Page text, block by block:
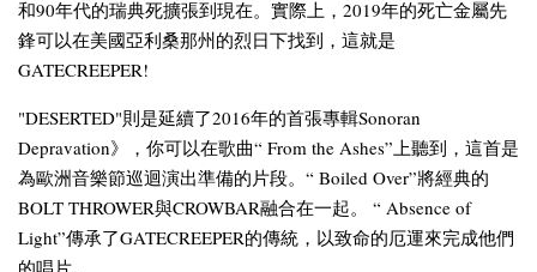
和90年代的瑞典死擴張到現在。實際上，2019年的死亡金屬先
鋒可以在美國亞利桑那州的烈日下找到，這就是
GATECREEPER!
"DESERTED"則是延續了2016年的首張專輯Sonoran
Depravation》，你可以在歌曲“ From the Ashes”上聽到，這首是
為歐洲音樂節巡迴演出準備的片段。“ Boiled Over”將經典的
BOLT THROWER與CROWBAR融合在一起。 “ Absence of
Light”傳承了GATECREEPER的傳統，以致命的厄運來完成他們
的唱片。